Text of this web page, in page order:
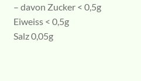
– davon Zucker < 0,5g
Eiweiss < 0,5g
Salz 0,05g